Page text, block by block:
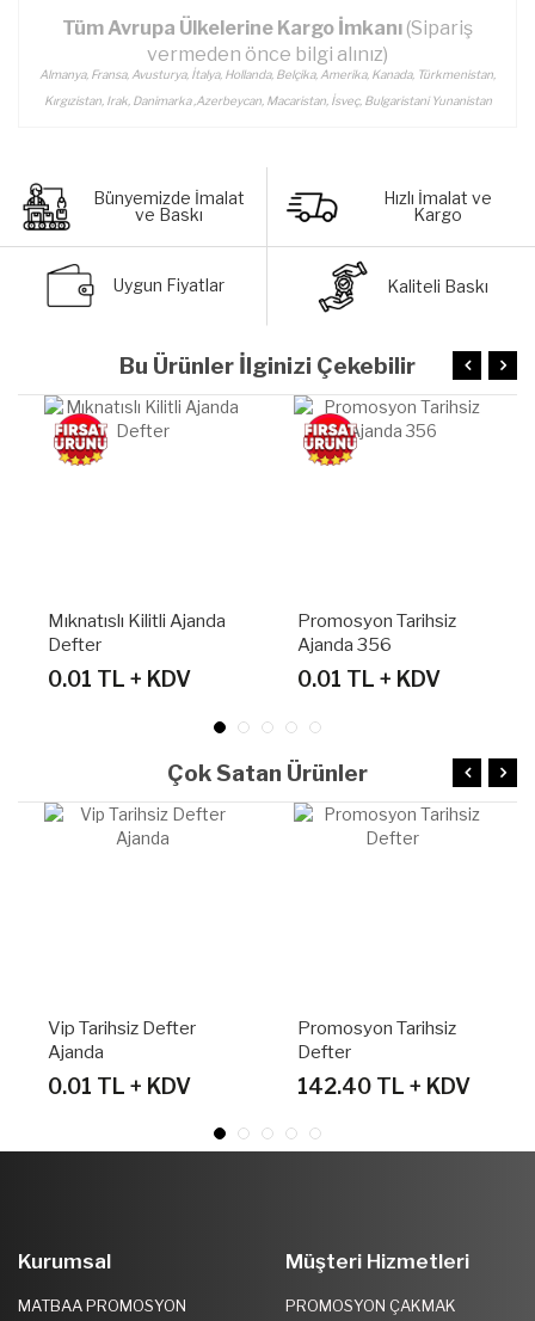
Tüm Avrupa Ülkelerine Kargo İmkanı (Sipariş
vermeden önce bilgi alınız)
Almanya, Fransa, Avusturya, İtalya, Hollanda, Belçika, Amerika, Kanada, Türkmenistan,
Kırgızistan, Irak, Danimarka ,Azerbeycan, Macaristan, İsveç, Bulgaristani Yunanistan
Bünyemizde İmalat
ve Baskı
Hızlı İmalat ve
Kargo
Uygun Fiyatlar Kaliteli Baskı
Bu Ürünler İlginizi Çekebilir
Promosyon Tarihsiz
Ajanda 356
0.01 TL + KDV
Telefon Kartvizit
Bölmeli Tarihsiz Ajanda
Defter
0.00 TL + KDV
Çok Satan Ürünler
Promosyon Tarihsiz
Defter
142.40 TL + KDV
Promosyon Tarihsiz
Defter
190.40 TL + KDV
Kurumsal
MATBAA PROMOSYON
Müşteri Hizmetleri
PROMOSYON ÇAKMAK